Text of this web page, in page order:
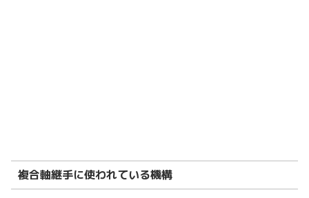
複合軸継手に使われている機構